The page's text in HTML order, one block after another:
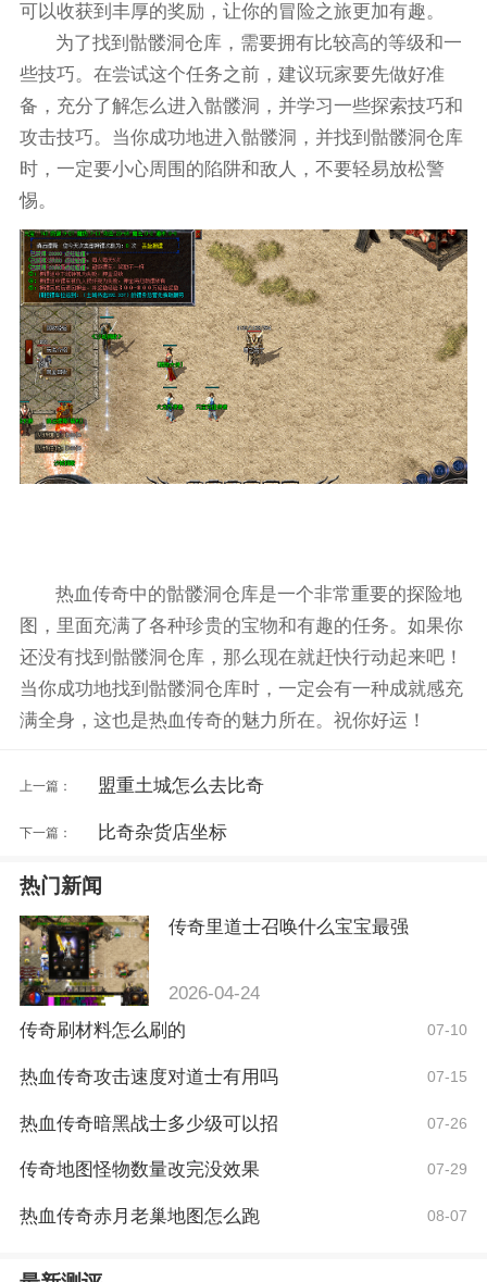
可以收获到丰厚的奖励，让你的冒险之旅更加有趣。
为了找到骷髅洞仓库，需要拥有比较高的等级和一
些技巧。在尝试这个任务之前，建议玩家要先做好准
备，充分了解怎么进入骷髅洞，并学习一些探索技巧和
攻击技巧。当你成功地进入骷髅洞，并找到骷髅洞仓库
时，一定要小心周围的陷阱和敌人，不要轻易放松警
惕。
热血传奇中的骷髅洞仓库是一个非常重要的探险地
图，里面充满了各种珍贵的宝物和有趣的任务。如果你
还没有找到骷髅洞仓库，那么现在就赶快行动起来吧！
当你成功地找到骷髅洞仓库时，一定会有一种成就感充
满全身，这也是热血传奇的魅力所在。祝你好运！
上一篇： 盟重土城怎么去比奇
下一篇： 比奇杂货店坐标
热门新闻
传奇里道士召唤什么宝宝最强
2026-04-24
传奇刷材料怎么刷的
07-10
热血传奇攻击速度对道士有用吗 07-15
热血传奇暗黑战士多少级可以招 07-26
传奇地图怪物数量改完没效果 07-29
热血传奇赤月老巢地图怎么跑 08-07